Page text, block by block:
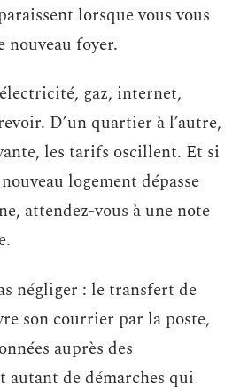
lorsque vous vous
nouveau foyer.
gaz, internet,
D’un quartier à l’autre,
les tarifs oscillent. Et si
logement dépasse
attendez-vous à une note
négliger : le transfert de
son courrier par la poste,
auprès des
autant de démarches qui